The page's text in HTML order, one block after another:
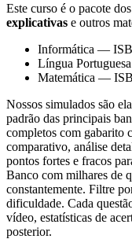
Este curso é o pacote dos
explicativas e outros
Informática —
Língua Portuguesa
Matemática —
Nossos simulados são
padrão das principais
completos com gabarito
comparativo, análise
pontos fortes e fracos
Banco com milhares de
constantemente. Filtre
dificuldade. Cada
vídeo, estatísticas de
posterior.